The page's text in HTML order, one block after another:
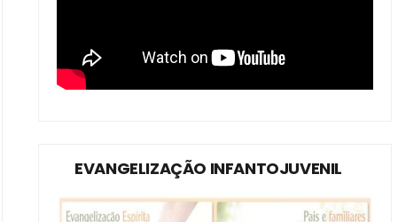
EVANGELIZAÇÃO INFANTOJUVENIL